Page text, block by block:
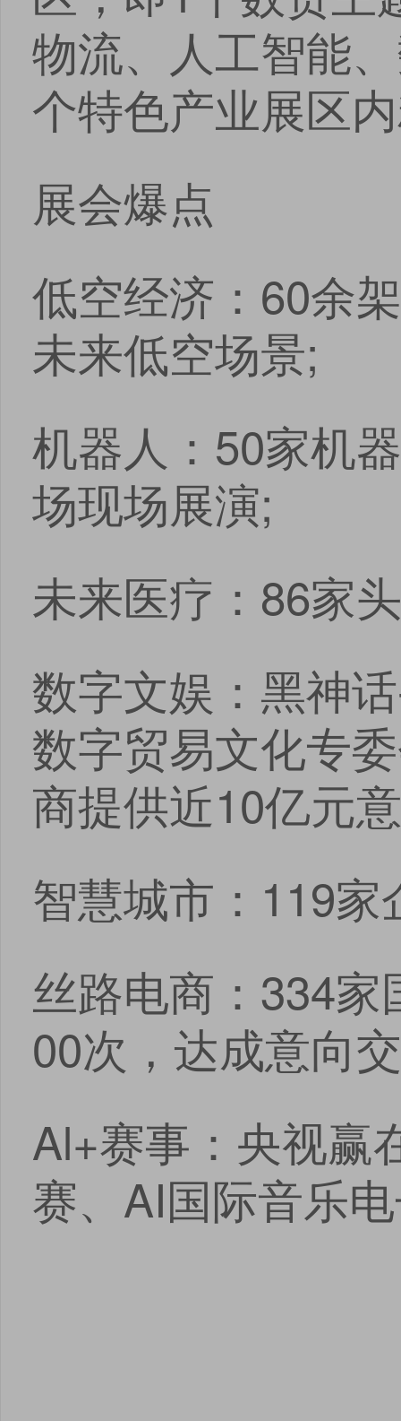
物流、人工智能
个特色产业展区
展会爆点
低空经济：60余
未来低空场景;
机器人：50家机
场现场展演;
未来医疗：86家
数字文娱：黑神
数字贸易文化专
商提供近10亿元
智慧城市：119
丝路电商：334
00次，达成意向
Al+赛事：央视赢
赛、AI国际音乐
点击
安卓版下载